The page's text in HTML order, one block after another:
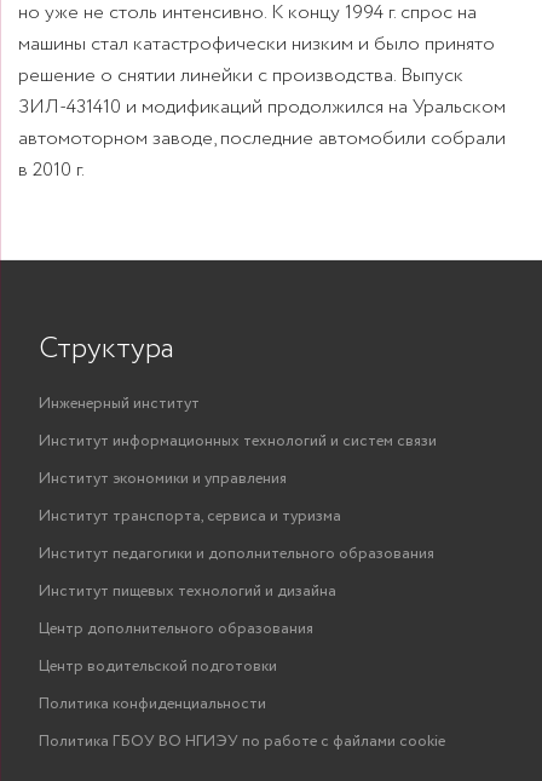
но уже не столь интенсивно. К концу 1994 г. спрос на
машины стал катастрофически низким и было принято
решение о снятии линейки с производства. Выпуск
ЗИЛ-431410 и модификаций продолжился на Уральском
автомоторном заводе, последние автомобили собрали
Структура
Инженерный институт
Институт информационных технологий и систем связи
Институт экономики и управления
Институт транспорта, сервиса и туризма
Институт педагогики и дополнительного образования
Институт пищевых технологий и дизайна
Центр дополнительного образования
Центр водительской подготовки
Политика конфиденциальности
Политика ГБОУ ВО НГИЭУ по работе с файлами cookie